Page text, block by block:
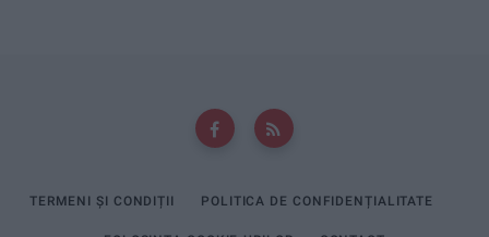
TERMENI ȘI CONDIȚII POLITICA DE CONFIDENȚIALITATE